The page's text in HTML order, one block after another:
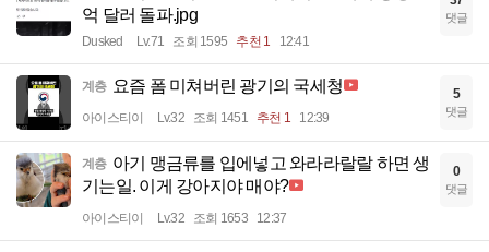
억 달러 돌파.jpg
Dusked Lv.71 조회 1595 추천 1 12:41
댓글
계층 요즘 폼 미쳐버린 광기의 국세청
아이스티이 Lv.32 조회 1451 추천 1 12:39
5
댓글
계층 아기 맹금류를 입에넣고 와라라랄랄 하면 생
기는일. 이게 강아지야 매야?
아이스티이 Lv.32 조회 1653 12:37
0
댓글